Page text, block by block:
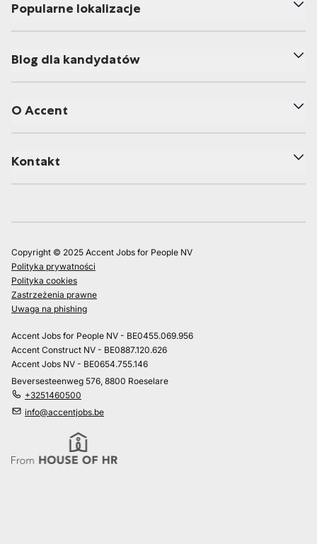
Popularne lokalizacje
Blog dla kandydatów
O Accent
Kontakt
Copyright © 2025 Accent Jobs for People NV
Polityka prywatności
Polityka cookies
Zastrzeżenia prawne
Uwaga na phishing
Accent Jobs for People NV - BE0455.069.956
Accent Construct NV - BE0887.120.626
Accent Jobs NV - BE0654.755.146
Beversesteenweg 576, 8800 Roeselare
+3251460500
info@accentjobs.be